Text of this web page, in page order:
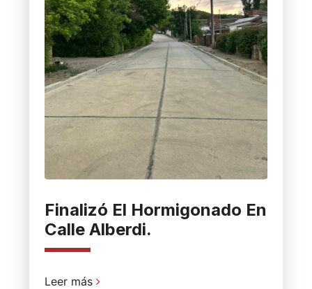
Finalizó El Hormigonado En
Calle Alberdi.
Leer más